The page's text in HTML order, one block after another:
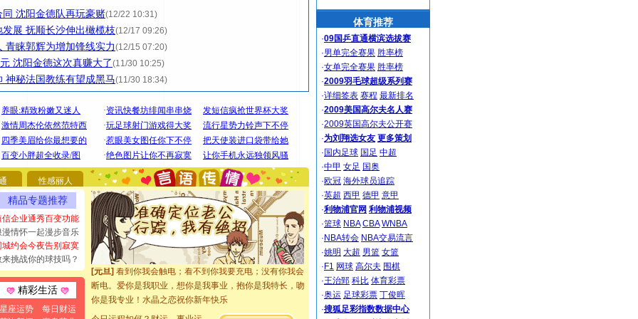
沈阳金德队再玩豪赌(12/22 10:31)
展 抚顺长沙伸出橄榄枝(12/17 09:26)
青睐郭辉为增加锋线实力(12/15 07:20)
沈阳金德这次真赚大了(11/30 10:25)
神秘法国教练有望成黑马(11/30 18:34)
性感丽人
精品专题推荐
信企业通秀百变功能
漫情怀一起漫步音乐
城约会今夜告别寂寞
来挑战你的球技吗？
精彩生活
座运势
每日财运
[圣诞节] 圣诞节到了，想想没什么送给你的，又不打算给
要平安！千万要知足！千万不要忘记我！
[圣诞节]不只这样的日子才会想起你,而是这样的日子才
能正大光明地骚扰你,告诉你,圣诞要快乐!新年要快乐!天天
都要快乐噢!
[圣诞节]奉上一颗祝福的心,在这个特别的日子里,愿幸福,
如意,快乐,鲜花,一切美好的祝愿与你同在.圣诞快乐!
[元旦]看到你我会触电；看不到你我要充电；没有你我会
断电。爱你是我职业，想你是我事业，抱你是我特长，吻
你是我专业！水晶之恋祝你新年快乐
[元旦] 如果上天让我许三个愿望，一是今生今世和你在一
体育推荐
·09国乒直通横滨选拔赛
·男单完全赛果 胜率榜
·女单完全赛果 胜率榜
·2009羽毛球超级系列赛
·详细签表 赛程 最新排名
·2009美国高尔夫名人赛
·2009英国高尔夫公开赛
·为刘翔选女友 更多策划
· 国内足球 国足 中超
·中甲 女足 国奥
·欧冠 海外球员追踪
·英超 西甲 德甲 意甲
·利物浦官网 利物浦视频
·篮球 NBA CBA WNBA
· NBA转会 NBA交易流言
·姚明 大超 男篮 女篮
· F1 网球 高尔夫 围棋
·王治郅 科比 体育彩票
·奥运 足球彩票 丁俊晖
·搜狐足彩指数数据中心